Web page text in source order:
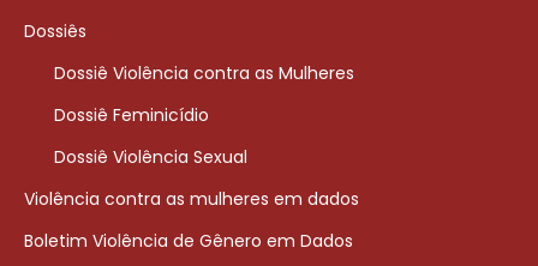
Dossiês
Dossiê Violência contra as Mulheres
Dossiê Feminicídio
Dossiê Violência Sexual
Violência contra as mulheres em dados
Boletim Violência de Gênero em Dados